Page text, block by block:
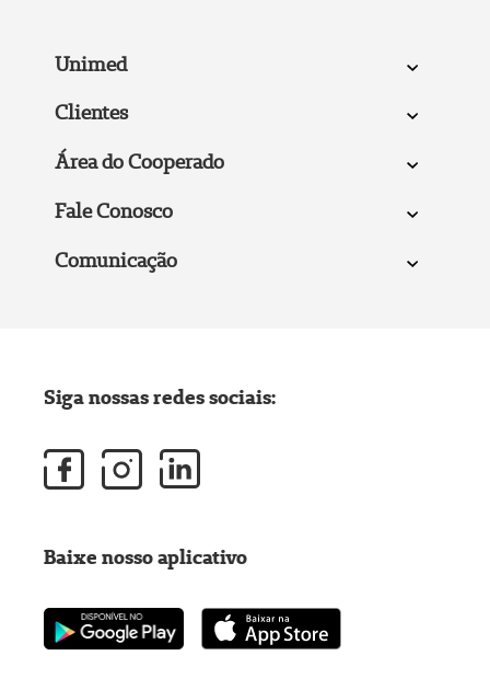
Unimed
Clientes
Área do Cooperado
Fale Conosco
Comunicação
Siga nossas redes sociais:
Baixe nosso aplicativo